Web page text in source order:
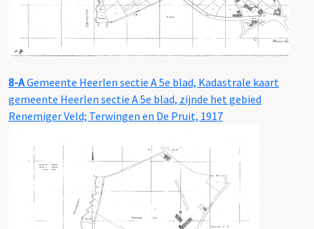
8-AGemeente Heerlen sectie A 5e blad, Kadastrale kaart
gemeente Heerlen sectie A 5e blad, zijnde het gebied
Renemiger Veld; Terwingen en De Pruit, 1917